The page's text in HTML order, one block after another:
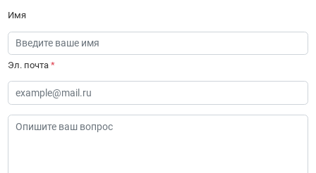
Имя
Эл. почта *